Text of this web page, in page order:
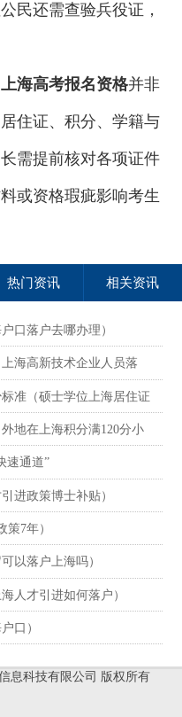
民还需查验兵役证，
上海高考报名资格并非
住证、积分、学籍与
需提前核对各项证件
或资格瑕疵影响考生
热门资讯 相关资讯
口落户去哪办理）
海高新技术企业人员落
准（硕士学位上海居住证
地在上海积分满120分小
速通道”
进政策博士补贴）
7年）
以落户上海吗）
人才引进如何落户）
口）
息科技有限公司 版权所有